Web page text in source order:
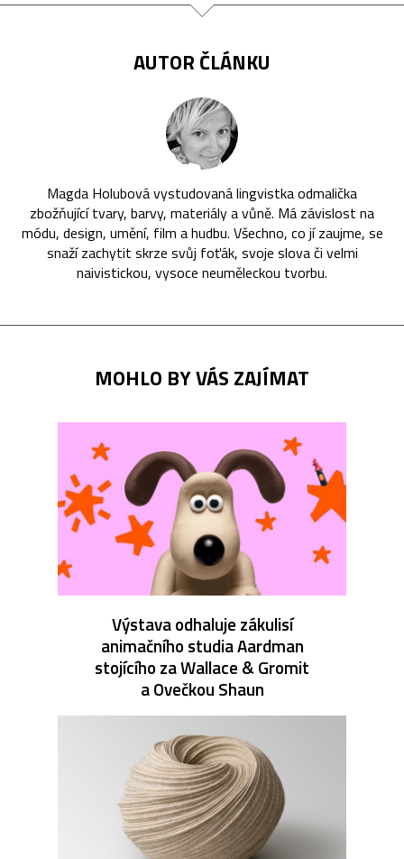
AUTOR ČLÁNKU
Magda Holubová vystudovaná lingvistka odmalička
zbožňující tvary, barvy, materiály a vůně. Má závislost na
módu, design, umění, film a hudbu. Všechno, co jí zaujme, se
snaží zachytit skrze svůj foťák, svoje slova či velmi
naivistickou, vysoce neuměleckou tvorbu.
MOHLO BY VÁS ZAJÍMAT
Výstava odhaluje zákulisí
animačního studia Aardman
stojícího za Wallace & Gromit
a Ovečkou Shaun